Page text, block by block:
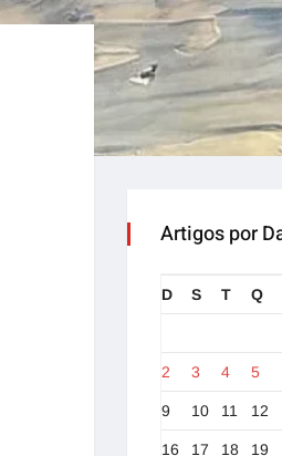
Artigos por
D S T Q
2 3 4 5
9 10 11 12
16 17 18 19